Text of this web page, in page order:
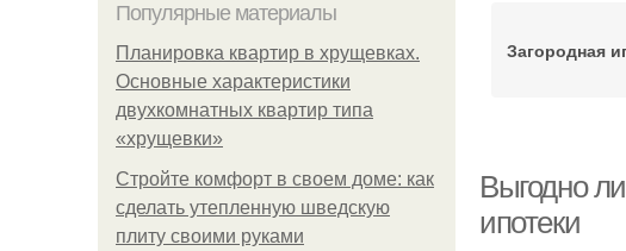
Популярные материалы
Планировка квартир в хрущевках.
Основные характеристики
двухкомнатных квартир типа
«хрущевки»
Стройте комфорт в своем доме: как
сделать утепленную шведскую
плиту своими руками
Загородная
Выгодно
ипотеки